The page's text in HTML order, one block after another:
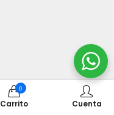
0
Carrito Cuenta